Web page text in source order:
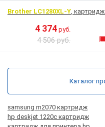
Brother LC1280XL-Y, картридж
4 374 руб.
4 506 руб.
samsung m2070 картридж
hp deskjet 1220c картридж